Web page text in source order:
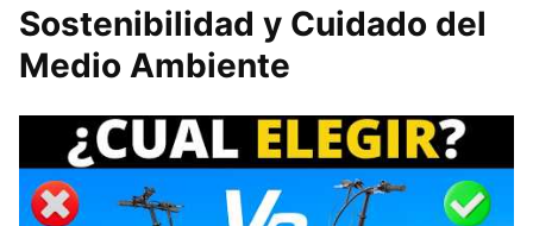
Sostenibilidad y Cuidado del
Medio Ambiente